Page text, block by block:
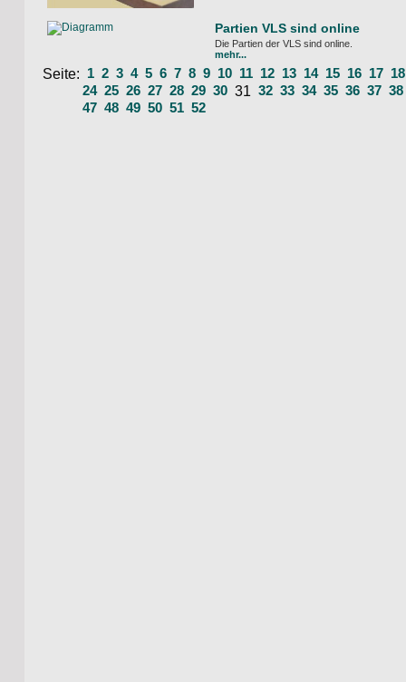
Partien VLS sind online
Die Partien der VLS sind online.
mehr...
Seite: 1 2 3 4 5 6 7 8 9 10 11 12 13 14 15 16 17 18
24 25 26 27 28 29 30 31 32 33 34 35 36 37 38
47 48 49 50 51 52